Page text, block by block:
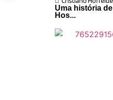
Uma história
Hos...